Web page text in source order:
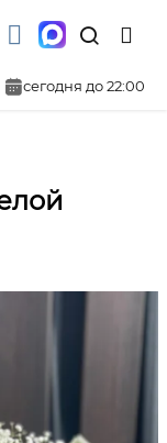
сегодня до 22:00